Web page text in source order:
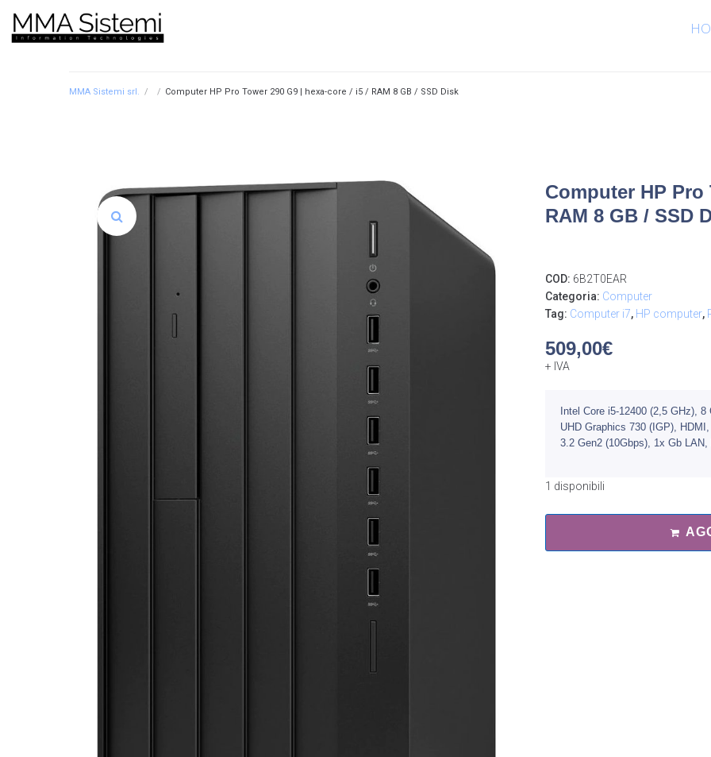
MMA Sistemi srl. / / Computer HP Pro Tower 290 G9 | hexa-core / i5 / RAM 8 GB / SSD Disk
Computer HP Pro
RAM 8 GB / SSD
COD: 6B2T0EAR
Categoria: Computer
Tag: Computer i7, HP computer,
509,00€
+ IVA
Intel Core i5-12400 (2,5 GHz),
UHD Graphics 730 (IGP),
3.2 Gen2 (10Gbps), 1x Gb LAN,
1 disponibili